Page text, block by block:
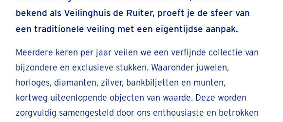
bekend als Veilinghuis de Ruiter, proeft je de sfeer van
een traditionele veiling met een eigentijdse aanpak.
Meerdere keren per jaar veilen we een verfijnde collectie van
bijzondere en exclusieve stukken. Waaronder juwelen,
horloges, diamanten, zilver, bankbiljetten en munten,
kortweg uiteenlopende objecten van waarde. Deze worden
zorgvuldig samengesteld door ons enthousiaste en betrokken